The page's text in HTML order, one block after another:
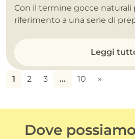
Con il termine gocce naturali
riferimento a una serie di
Leggi
1 2 3 … 10 »
Dove